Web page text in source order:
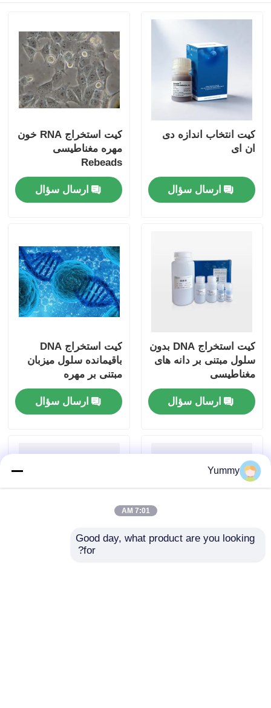
کیت انتخاب اندازه دی
ان ای
ارسال سؤال
کیت استخراج RNA خون
مهره مغناطیسی
Rebeads
ارسال سؤال
کیت استخراج DNA بدون
سلول مبتنی بر دانه های
مغناطیسی
ارسال سؤال
کیت استخراج DNA
باقیمانده سلول میزبان
مبتنی بر مهره
مغناطیسی
ارسال سؤال
Yummy
7:01 AM
Good day, what product are you looking
for?